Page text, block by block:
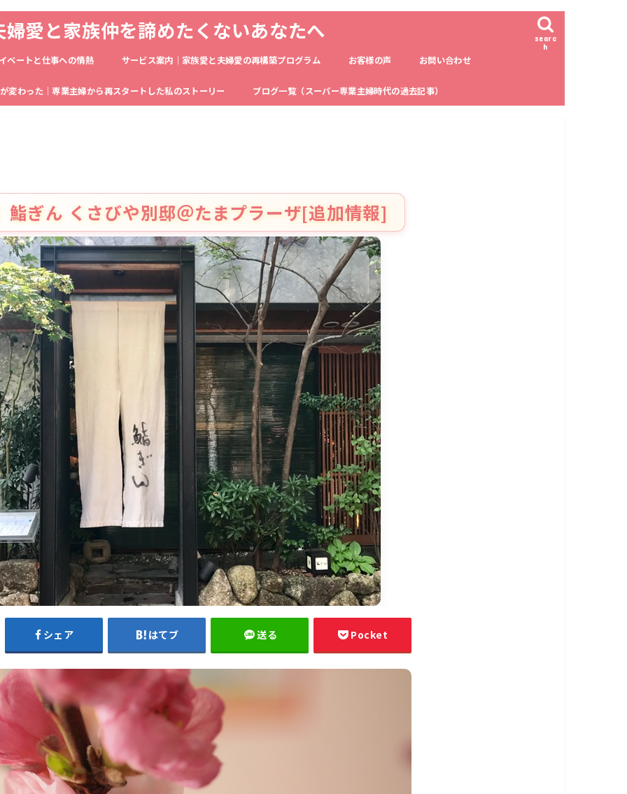
婦愛と家族仲を諦めたくないあなたへ
searc
h
ベートと仕事への情熱 サービス案内｜家族愛と夫婦愛の再構築プログラム お客様の声 お問い合わせ
変わった｜専業主婦から再スタートした私のストーリー ブログ一覧（スーパー専業主婦時代の過去記事）
鮨ぎん くさびや別邸＠たまプラーザ[追加情報]
シェア はてブ 送る Pocket